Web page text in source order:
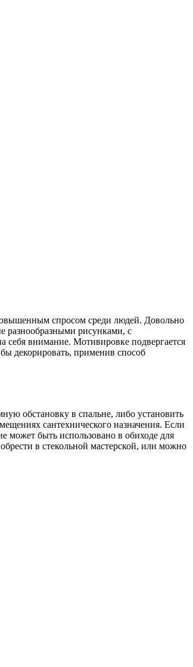
спросом среди людей. Довольно
разнообразными рисунками, с
внимание. Мотивировке подвергается
декорировать, применив способ
обстановку в спальне, либо установить
сантехнического назначения. Если
может быть использовано в обиходе для
в стекольной мастерской, или можно